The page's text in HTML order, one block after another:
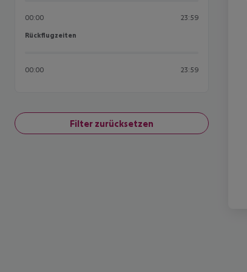
00:00 23:59
Rückflugzeiten
Rückflugzeiten
00:00 23:59
Filter zurücksetzen